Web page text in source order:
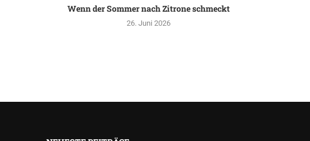
Wenn der Sommer nach Zitrone schmeckt
26. Juni 2026